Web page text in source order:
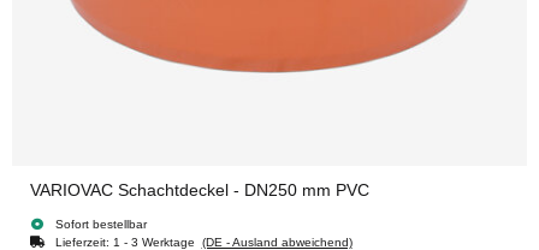
VARIOVAC Schachtdeckel - DN250 mm PVC
Sofort bestellbar
Lieferzeit: 1 - 3 Werktage (DE - Ausland abweichend)